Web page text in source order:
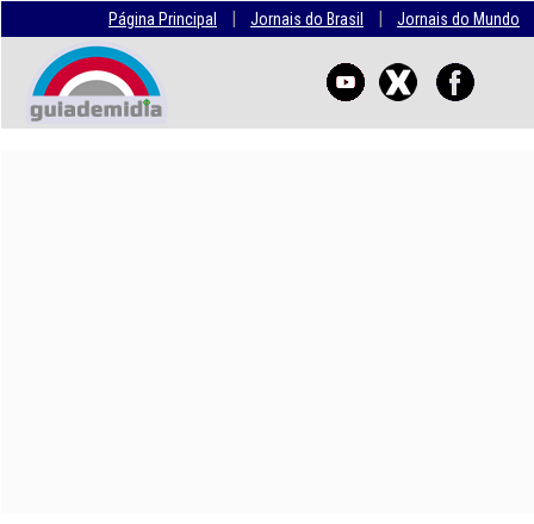
Página Principal | Jornais do Brasil | Jornais do Mundo